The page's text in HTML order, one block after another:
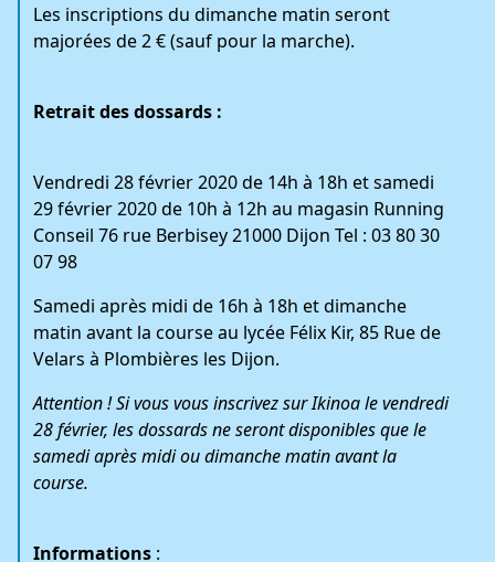
Les inscriptions du dimanche matin seront
majorées de 2 € (sauf pour la marche).
Retrait des dossards :
Vendredi 28 février 2020 de 14h à 18h et samedi
29 février 2020 de 10h à 12h au magasin Running
Conseil 76 rue Berbisey 21000 Dijon Tel : 03 80 30
07 98
Samedi après midi de 16h à 18h et dimanche
matin avant la course au lycée Félix Kir, 85 Rue de
Velars à Plombières les Dijon.
Attention ! Si vous vous inscrivez sur Ikinoa le vendredi
28 février, les dossards ne seront disponibles que le
samedi après midi ou dimanche matin avant la
course.
Informations :